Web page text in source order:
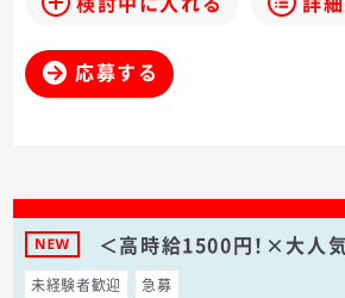
応募する
＜高時給1500円！×大人
未経験者歓迎 急募